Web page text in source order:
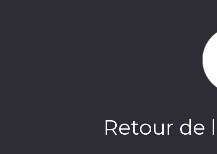
Retour de